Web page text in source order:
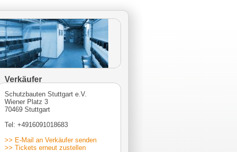
Verkäufer
Schutzbauten Stuttgart e.V.
Wiener Platz 3
70469 Stuttgart
Tel: +4916091018683
>> E-Mail an Verkäufer senden
>> Tickets erneut zustellen